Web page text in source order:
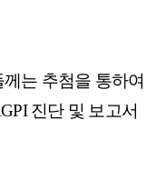
는 추첨을 통하여
진단 및 보고서